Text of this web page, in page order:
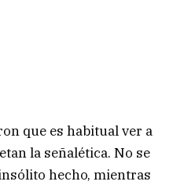
que es habitual ver a
la señalética. No se
hecho, mientras